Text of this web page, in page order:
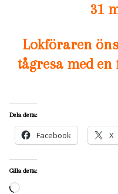
31
Lokföraren
tågresa med
Dela detta:
Facebook X
Gilla detta:
Laddar